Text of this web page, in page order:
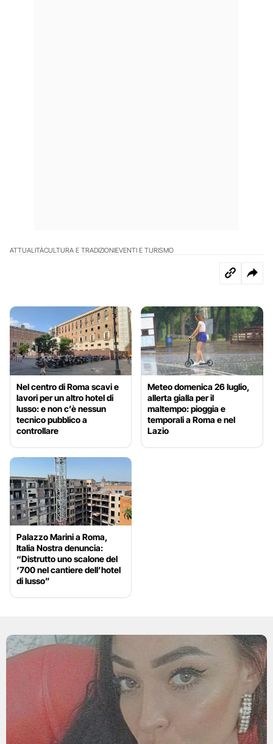
ATTUALITÀCULTURA E TRADIZIONIEVENTI E TURISMO
Nel centro di Roma scavi e
lavori per un altro hotel di
lusso: e non c’è nessun
tecnico pubblico a
controllare
Meteo domenica 26 luglio,
allerta gialla per il
maltempo: pioggia e
temporali a Roma e nel
Lazio
Palazzo Marini a Roma,
Italia Nostra denuncia:
“Distrutto uno scalone del
‘700 nel cantiere dell’hotel
di lusso”